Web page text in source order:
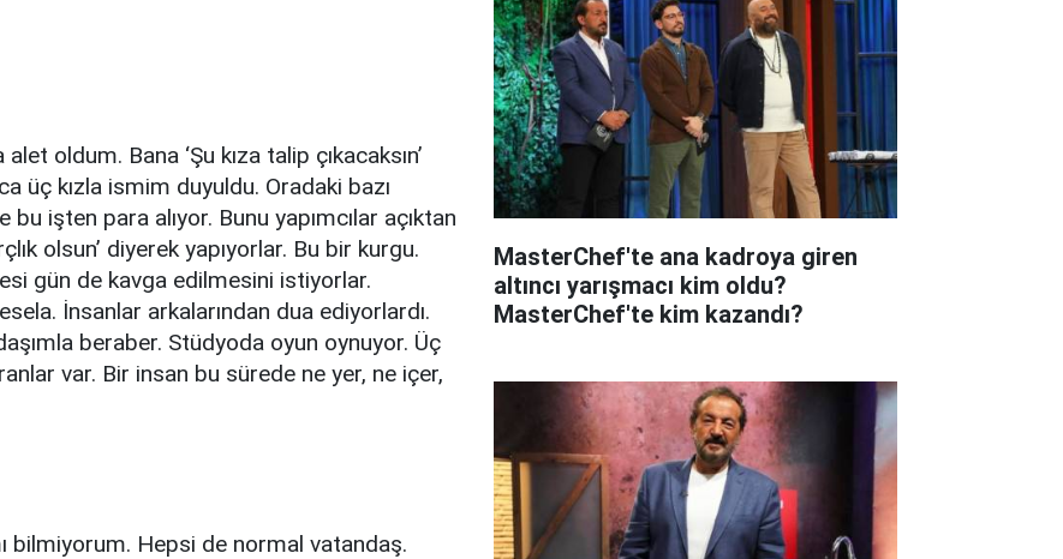
oldum. Bana ‘Şu kıza talip çıkacaksın’
üç kızla ismim duyuldu. Oradaki bazı
bu işten para alıyor. Bunu yapımcılar açıktan
olsun’ diyerek yapıyorlar. Bu bir kurgu.
gün de kavga edilmesini istiyorlar.
İnsanlar arkalarından dua ediyorlardı.
beraber. Stüdyoda oyun oynuyor. Üç
var. Bir insan bu sürede ne yer, ne içer,
bilmiyorum. Hepsi de normal vatandaş.
MasterChef'te ana kadroya giren
altıncı yarışmacı kim oldu?
MasterChef'te kim kazandı?